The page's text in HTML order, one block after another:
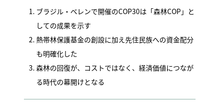
ブラジル・ベレンで開催のCOP30は「森林COP」と
しての成果を示す
熱帯林保護基金の創設に加え先住民族への資金配分
も明確化した
森林の回復が、コストではなく、経済価値につなが
る時代の幕開けとなる